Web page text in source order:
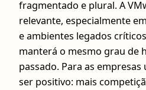
fragmentado e plural. A
relevante, especialmente
e ambientes legados
manterá o mesmo grau de
passado. Para as
ser positivo: mais